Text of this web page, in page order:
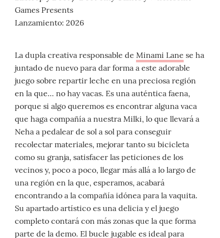
Games Presents
Lanzamiento: 2026
La dupla creativa responsable de Minami Lane se ha
juntado de nuevo para dar forma a este adorable
juego sobre repartir leche en una preciosa región
en la que… no hay vacas. Es una auténtica faena,
porque si algo queremos es encontrar alguna vaca
que haga compañía a nuestra Milki, lo que llevará a
Neha a pedalear de sol a sol para conseguir
recolectar materiales, mejorar tanto su bicicleta
como su granja, satisfacer las peticiones de los
vecinos y, poco a poco, llegar más allá a lo largo de
una región en la que, esperamos, acabará
encontrando a la compañía idónea para la vaquita.
Su apartado artístico es una delicia y el juego
completo contará con más zonas que la que forma
parte de la demo. El bucle jugable es ideal para